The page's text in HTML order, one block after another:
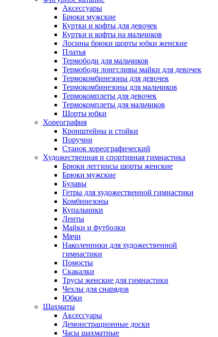
Аксессуары
Брюки мужские
Куртки и кофты для девочек
Куртки и кофты на мальчиков
Лосины брюки шорты юбки женские
Платья
Термободи для мальчиков
Термободи лонгсливы майки для девочек
Термокомбинезоны для девочек
Термокомбинезоны для мальчиков
Термокомплеты для девочек
Термокомплеты для мальчиков
Шорты юбки
Хореография
Кронштейны и стойки
Поручни
Станок хореографический
Художественная и спортивная гимнастика
Брюки леггинсы шорты женские
Брюки мужские
Булавы
Гетры для художественной гимнастики
Комбинезоны
Купальники
Ленты
Майки и футболки
Мячи
Наколенники для художественной
гимнастики
Помосты
Скакалки
Трусы женские для гимнастики
Чехлы для снарядов
Юбки
Шахматы
Аксессуары
Демонстрационные доски
Часы шахматные